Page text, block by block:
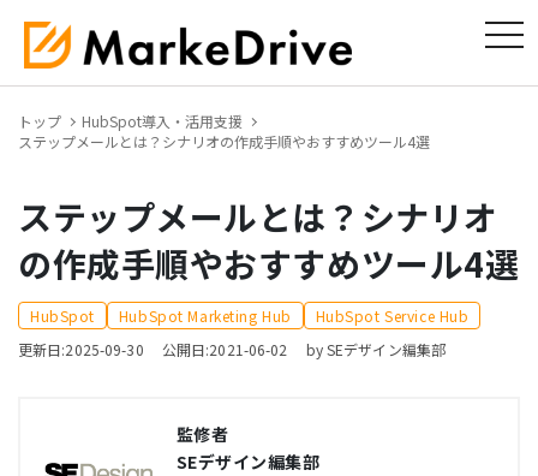
トップ
HubSpot導入・活用支援
ステップメールとは？シナリオの作成手順やおすすめツール4選
ステップメールとは？シナリオ
の作成手順やおすすめツール4選
HubSpot HubSpot Marketing Hub
HubSpot Service Hub
更新日:2025-09-30
公開日:2021-06-02 by SEデザイン編集部
監修者
SEデザイン編集部